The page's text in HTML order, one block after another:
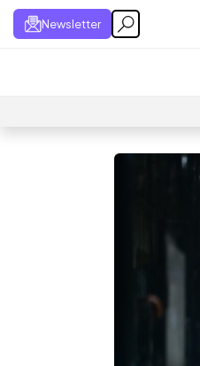
Newsletter